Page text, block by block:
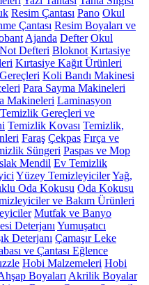
Resim Çantası Pano Okul
Çantası Resim Boyaları ve
Ajanda Defter Okul
Not Defteri Bloknot Kırtasiye
Kırtasiye Kağıt Ürünleri
Koli Bandı Makinesi
Para Sayma Makineleri
Makineleri Laminasyon
Temizlik Gereçleri ve
Temizlik Kovası Temizlik,
Faraş Çekpas Fırça ve
Süngeri Paspas ve Mop
Mendil Ev Temizlik
Yüzey TemizleyicilerYağ,
Oda Kokusu Oda Kokusu
ve Bakım Ürünleri
Mutfak ve Banyo
Deterjanı Yumuşatıcı
Deterjanı Çamaşır Leke
ve Çantası Eğlence
Hobi Malzemeleri Hobi
Boyaları Akrilik Boyalar